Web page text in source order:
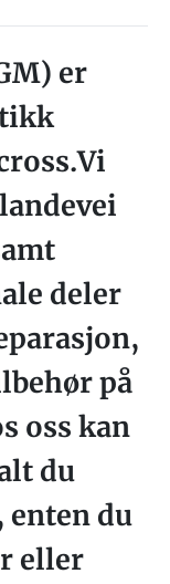
er
deler
på
oss kan
du
du
eller